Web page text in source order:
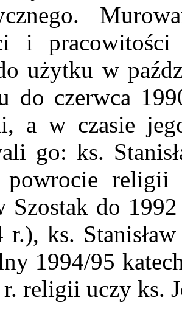
i
użytku w
do czerwca
a w czasie
go: ks.
religii
Szostak do
r.), ks.
1994/95
religii uczy ks.